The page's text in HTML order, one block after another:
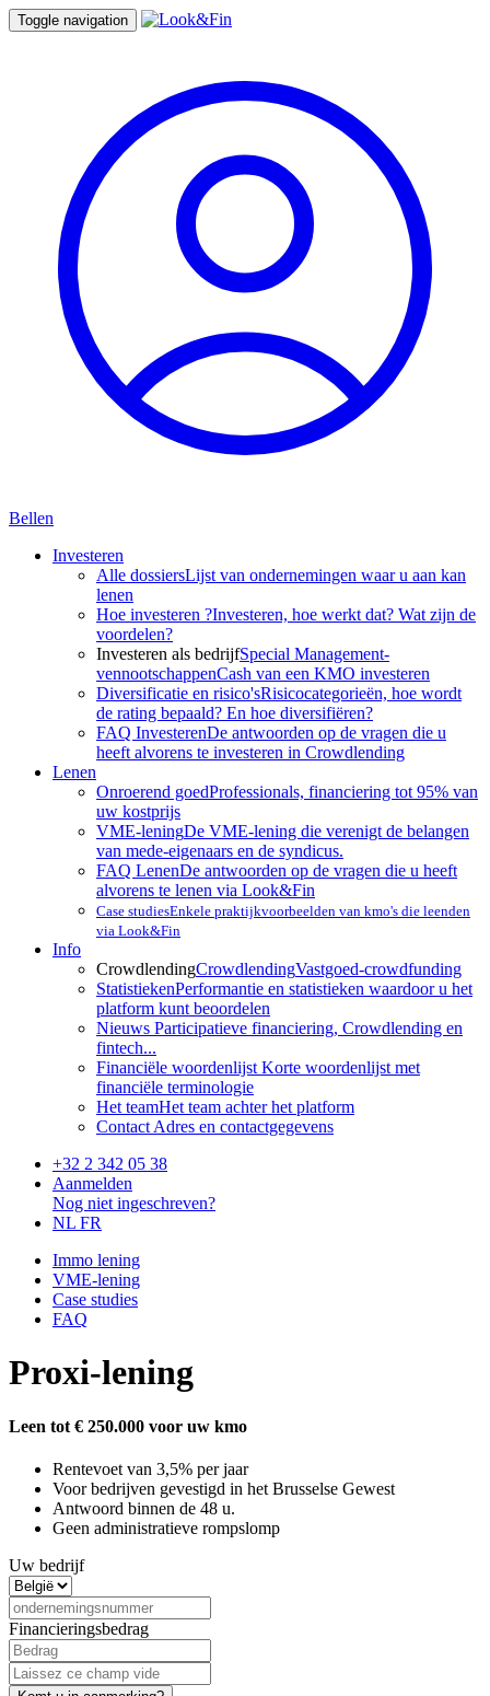
Toggle navigation
Bellen
Investeren
Alle dossiersLijst van ondernemingen waar u aan kan
lenen
Hoe investeren ?Investeren, hoe werkt dat? Wat zijn de
voordelen?
Investeren als bedrijfSpecial Management-
vennootschappenCash van een KMO investeren
Diversificatie en risico'sRisicocategorieën, hoe wordt
de rating bepaald? En hoe diversifiëren?
FAQ InvesterenDe antwoorden op de vragen die u
heeft alvorens te investeren in Crowdlending
Lenen
Onroerend goedProfessionals, financiering tot 95% van
uw kostprijs
VME-leningDe VME-lening die verenigt de belangen
van mede-eigenaars en de syndicus.
FAQ LenenDe antwoorden op de vragen die u heeft
alvorens te lenen via Look&Fin
Case studiesEnkele praktijkvoorbeelden van kmo's die leenden
via Look&Fin
Info
CrowdlendingCrowdlendingVastgoed-crowdfunding
StatistiekenPerformantie en statistieken waardoor u het
platform kunt beoordelen
Nieuws Participatieve financiering, Crowdlending en
fintech...
Financiële woordenlijst Korte woordenlijst met
financiële terminologie
Het teamHet team achter het platform
Contact Adres en contactgegevens
+32 2 342 05 38
Aanmelden
Nog niet ingeschreven?
NL FR
Immo lening
VME-lening
Case studies
FAQ
Proxi-lening
Leen tot € 250.000 voor uw kmo
Rentevoet van 3,5% per jaar
Voor bedrijven gevestigd in het Brusselse Gewest
Antwoord binnen de 48 u.
Geen administratieve rompslomp
Uw bedrijf
Financieringsbedrag